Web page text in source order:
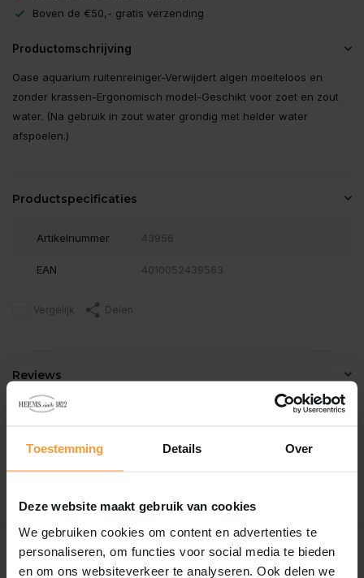
Toestemming Details Over
Deze website maakt gebruik van cookies
We gebruiken cookies om content en advertenties te
personaliseren, om functies voor social media te bieden
en om ons websiteverkeer te analyseren. Ook delen we
Boven de €50,- gratis verzending
Productomschrijving
Oase aquarium ruitenreiniger-Verwijdert algen moeiteloos en
zonder krassen-Ergonomisch model-Geschikt voor zoet en zout
water. (Na gebruik in zout water grondig met helder water
afspoelen.)
Productspecificaties
Artikelnummer 43956
EAN 4010052439563
Vergelijk Delen
Reviews
Er zijn nog geen reviews geschreven over dit product..
Recent bekeken